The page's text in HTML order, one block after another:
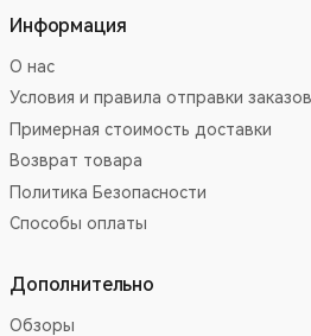
Информация
О нас
Условия и правила отправки заказов
Примерная стоимость доставки
Возврат товара
Политика Безопасности
Способы оплаты
Дополнительно
Обзоры